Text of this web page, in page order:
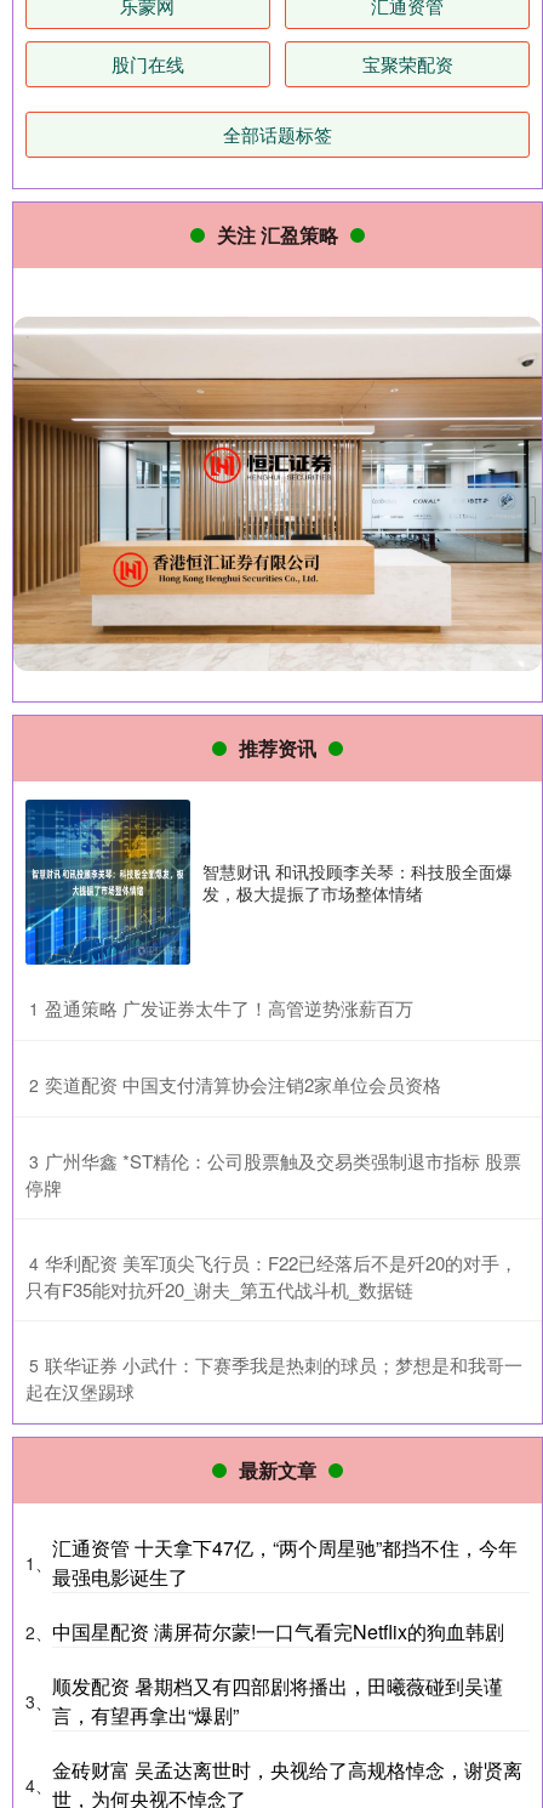
乐蒙网 汇通资管
股门在线 宝聚荣配资
全部话题标签
关注 汇盈策略
推荐资讯
智慧财讯 和讯投顾李关琴：科技股全面爆
发，极大提振了市场整体情绪
1 ​盈通策略 广发证券太牛了！高管逆势涨薪百万
2 ​奕道配资 中国支付清算协会注销2家单位会员资格
3 ​广州华鑫 *ST精伦：公司股票触及交易类强制退市指标 股票
停牌
4 ​华利配资 美军顶尖飞行员：F22已经落后不是歼20的对手，
只有F35能对抗歼20_谢夫_第五代战斗机_数据链
5 ​联华证券 小武什：下赛季我是热刺的球员；梦想是和我哥一
起在汉堡踢球
最新文章
1、
汇通资管 十天拿下47亿，“两个周星驰”都挡不住，今年
最强电影诞生了
2、 中国星配资 满屏荷尔蒙!一口气看完Netflix的狗血韩剧
3、
顺发配资 暑期档又有四部剧将播出，田曦薇碰到吴谨
言，有望再拿出“爆剧”
4、
金砖财富 吴孟达离世时，央视给了高规格悼念，谢贤离
世，为何央视不悼念了